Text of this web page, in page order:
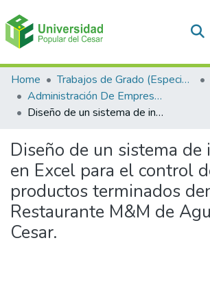
Communities & Collections
All of DSpace
Home Trabajos de Grado (Especializaciones y Pregrados)
Administración De Empresas
Diseño de un sistema de inventario en Excel para el control de productos terminados dentro del Restaurante M&M de Aguachica Cesar.
Diseño de un sistema de
en Excel para el control
productos terminados
Restaurante M&M de
Cesar.